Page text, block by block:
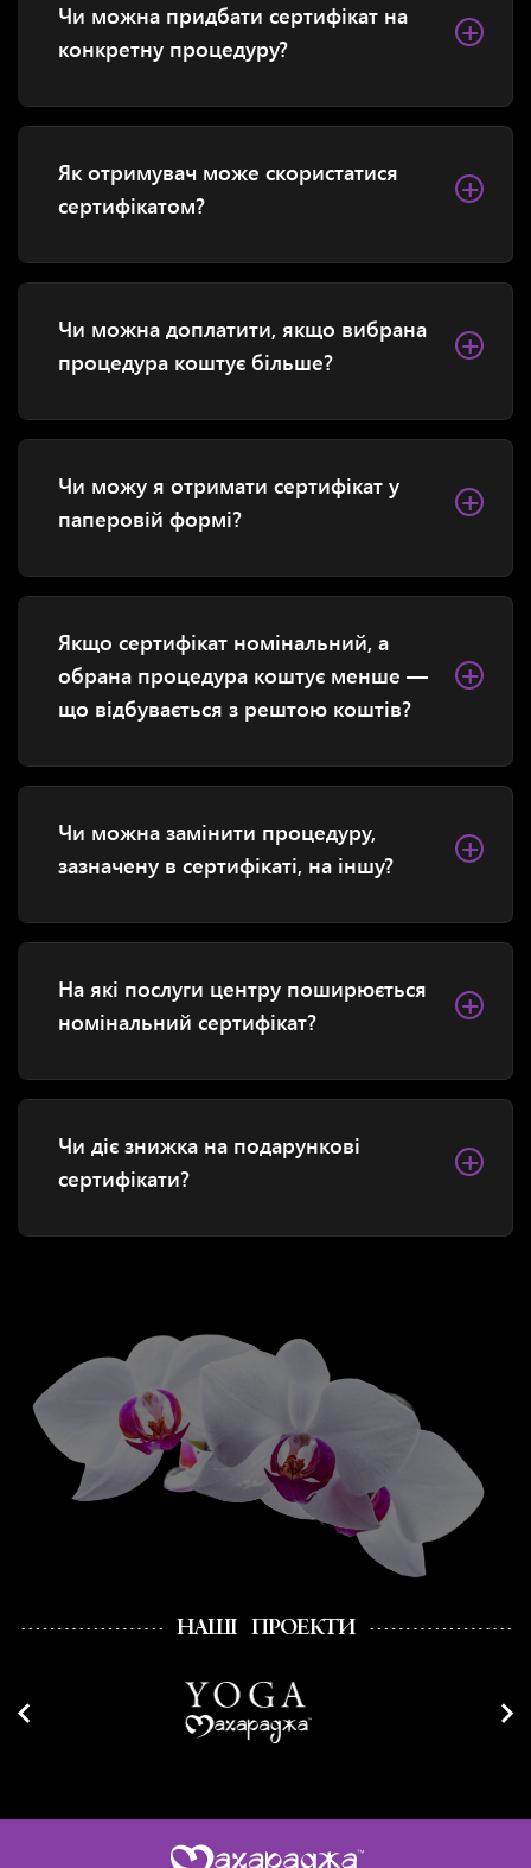
Чи можна придбати сертифікат на
конкретну процедуру?
+
Як отримувач може скористатися
сертифікатом?
+
Чи можна доплатити, якщо вибрана
процедура коштує більше?
+
Чи можу я отримати сертифікат у
паперовій формі?
+
Якщо сертифікат номінальний, а
обрана процедура коштує менше —
що відбувається з рештою коштів?
+
Чи можна замінити процедуру,
зазначену в сертифікаті, на іншу?
+
На які послуги центру поширюється
номінальний сертифікат?
+
Чи діє знижка на подарункові
сертифікати?
+
НАШІ ПРОЕКТИ